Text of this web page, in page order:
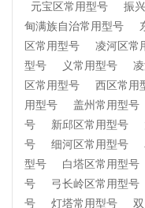
元宝区常用型号
振
甸满族自治常用型号
区常用型号
凌河区常
型号
义常用型号
区常用型号
西区常用
用型号
盖州常用型号
号
新邱区常用型号
号
细河区常用型号
型号
白塔区常用型号
号
弓长岭区常用型号
号
灯塔常用型号